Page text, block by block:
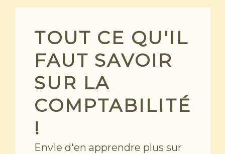
Skip
TOUT CE QU'IL
FAUT SAVOIR
SUR LA
COMPTABILITÉ
!
Envie d'en apprendre plus sur